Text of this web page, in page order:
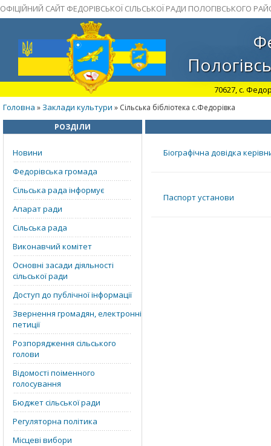
ОФІЦІЙНИЙ САЙТ ФЕДОРІВСЬКОЇ СІЛЬСЬКОЇ РАДИ ПОЛОГІВСЬКОГО
70627, с.
Головна » Заклади культури » Сільська бібліотека с.Федорівка
РОЗДІЛИ
Новини
Федорівська громада
Сільська рада інформує
Апарат ради
Сільська рада
Виконавчий комітет
Основні засади діяльності
сільської ради
Доступ до публічної інформації
Звернення громадян, електронні
петиції
Розпорядження сільського
голови
Відомості поіменного
голосування
Бюджет сільської ради
Регуляторна політика
Місцеві вибори
Біографічна довідка
Паспорт установи